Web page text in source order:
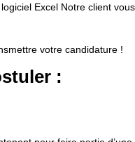
Excel Notre client
votre candidature !
: